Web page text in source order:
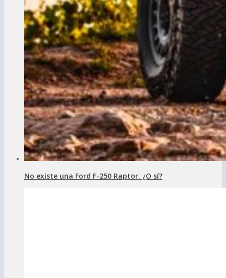
No existe una Ford F-250 Raptor. ¿O sí?